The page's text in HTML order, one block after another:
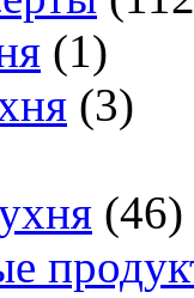
(1)
(3)
(46)